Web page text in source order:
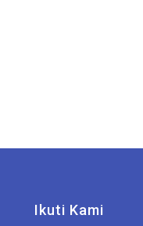
Ikuti Kami